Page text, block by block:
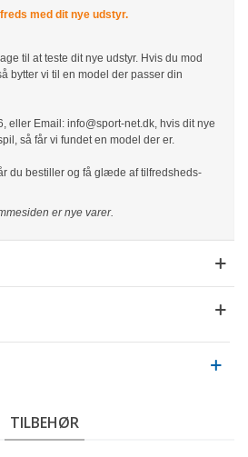
med dit nye udstyr.
til at teste dit nye udstyr. Hvis du mod
bytter vi til en model der passer din
eller Email: info@sport-net.dk, hvis dit nye
så får vi fundet en model der er.
du bestiller og få glæde af tilfredsheds-
er nye varer.
TILBEHØR